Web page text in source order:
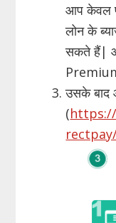
आप केवल
लोन के
सकते हैं|
उसके बाद
(